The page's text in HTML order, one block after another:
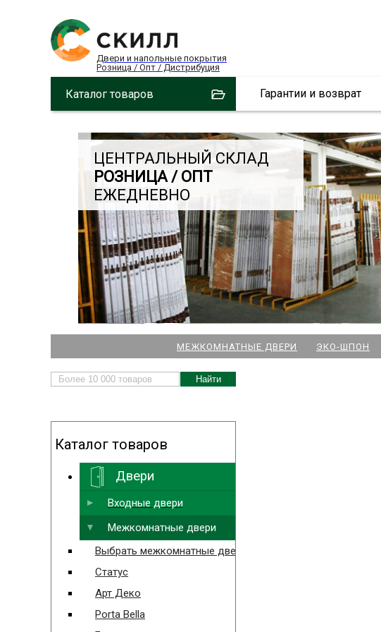
Двери и напольные покрытия
Розница / Опт / Дистрибуция
Каталог товаров Гарантии и возврат
ЦЕНТРАЛЬНЫЙ СКЛАД
РОЗНИЦА / ОПТ
ЕЖЕДНЕВНО
НАШИ МАГАЗИНЫ
ДВЕРЕЙ И ПАРКЕТА
Выбрать ближайший
МЕЖКОМНАТНЫЕ ДВЕРИ ЭКО-ШПОН
Каталог товаров
Двери
Входные двери
Межкомнатные двери
Выбрать межкомнатные двери
Статус
Арт Деко
Porta Bella